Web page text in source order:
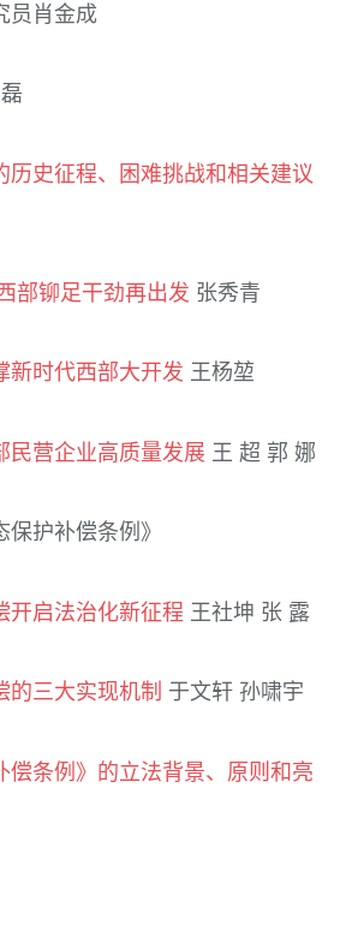
员肖金成
历史征程、困难挑战和相关建议
部铆足干劲再出发 张秀青
新时代西部大开发 王杨堃
民营企业高质量发展 王 超 郭 娜
保护补偿条例》
开启法治化新征程 王社坤 张 露
的三大实现机制 于文轩 孙啸宇
偿条例》的立法背景、原则和亮